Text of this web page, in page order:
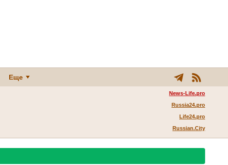
Еще
News-Life.pro
Russia24.pro
Life24.pro
Russian.City